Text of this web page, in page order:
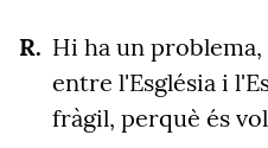
Hi ha un
entre l'Església i
fràgil, perquè és